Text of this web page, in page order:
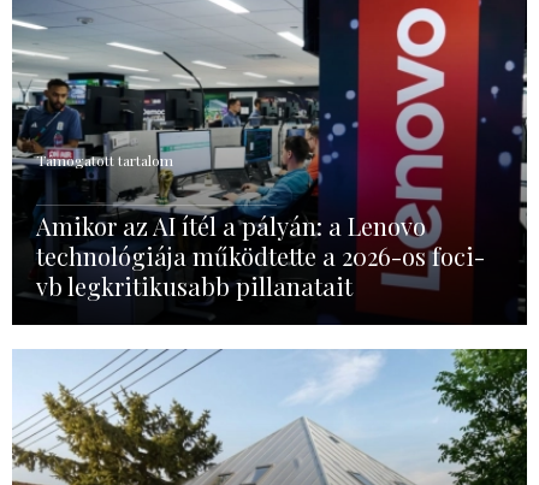
Támogatott tartalom
Amikor az AI ítél a pályán: a Lenovo
technológiája működtette a 2026-os foci-
vb legkritikusabb pillanatait